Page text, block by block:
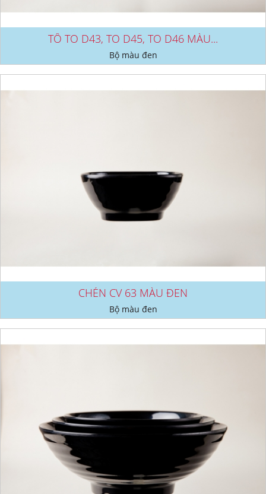
TÔ TO D43, TO D45, TO D46 MÀU...
Bộ màu đen
CHÉN CV 63 MÀU ĐEN
Bộ màu đen